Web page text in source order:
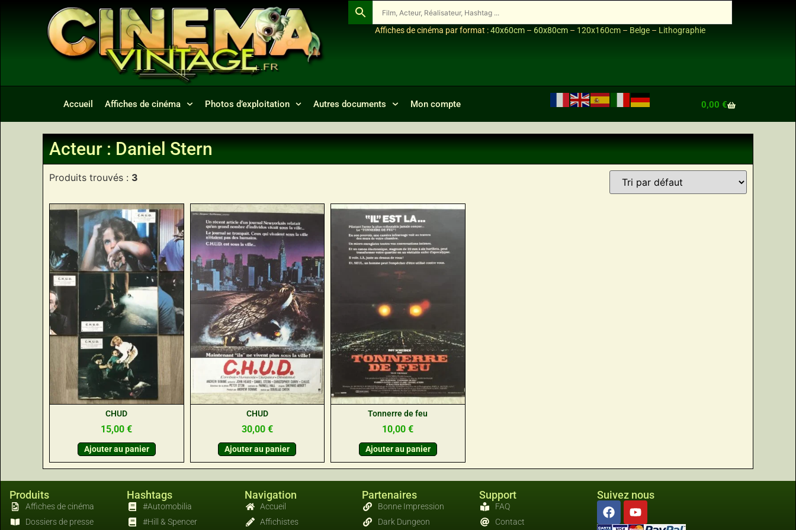
Affiches de cinéma par format :40x60cm – 60x80cm – 120x160cm – Belge – Lithographie
Accueil Affiches de cinéma Photos d’exploitation Autres documents Mon compte 0,00 €
Acteur : Daniel Stern
Produits trouvés : 3
CHUD
15,00€
Ajouter au panier
CHUD
30,00 €
Ajouter au panier
Tonnerre de feu
10,00€
Ajouter au panier
Produits
Affiches de cinéma
Dossiers de presse
Hashtags
#Automobilia
#Hill & Spencer
Navigation
Accueil
Affichistes
Partenaires
Bonne Impression
Dark Dungeon
Support
FAQ
Contact
Suivez nous